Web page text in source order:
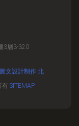
3層3-320
圖文設計制作 北
有 SITEMAP